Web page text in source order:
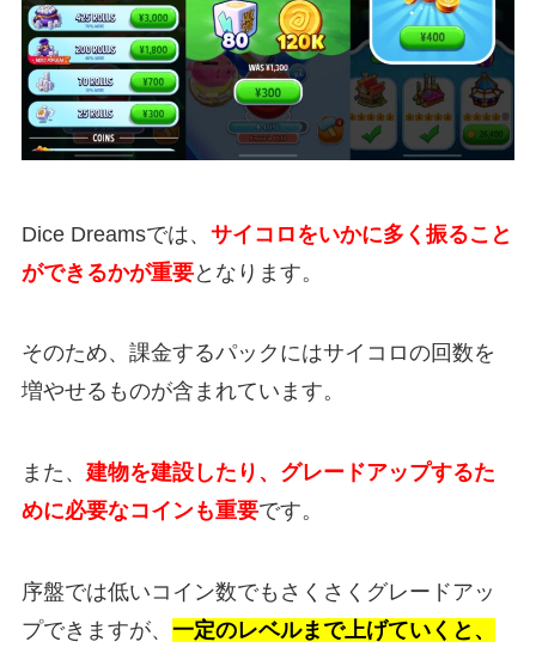
Dice Dreamsでは、 サイコロをいかに多く振ること
ができるかが重要となります。
そのため、課金するパックにはサイコロの回数を
増やせるものが含まれています。
また、 建物を建設したり、グレードアップするた
めに必要なコインも重要です。
序盤では低いコイン数でもさくさくグレードアッ
プできますが、 一定のレベルまで上げていくと、